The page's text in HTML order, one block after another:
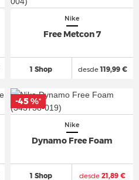
Nike
Free Metcon 7
1 Shop desde119,99 €
Nike
Dynamo Free Foam
1 Shop desde 21,89 €
-45 %*